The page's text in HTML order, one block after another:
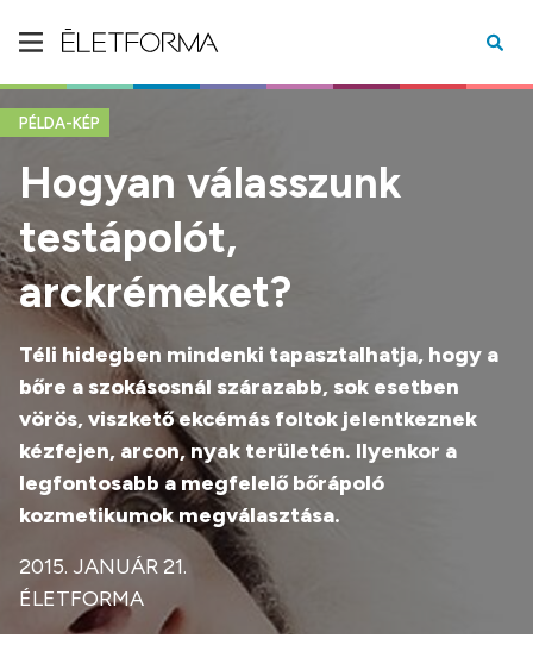
PÉLDA-KÉP
Hogyan válasszunk
testápolót,
arckrémeket?
Téli hidegben mindenki tapasztalhatja, hogy a
bőre a szokásosnál szárazabb, sok esetben
vörös, viszkető ekcémás foltok jelentkeznek
kézfejen, arcon, nyak területén. Ilyenkor a
legfontosabb a megfelelő bőrápoló
kozmetikumok megválasztása.
2015. JANUÁR 21.
ÉLETFORMA